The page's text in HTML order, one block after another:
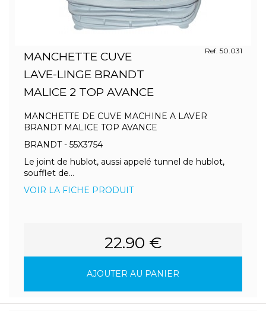
MANCHETTE CUVE
LAVE-LINGE BRANDT
MALICE 2 TOP AVANCE
Ref. 50.031
MANCHETTE DE CUVE MACHINE A LAVER
BRANDT MALICE TOP AVANCE
BRANDT - 55X3754
Le joint de hublot, aussi appelé tunnel de hublot,
soufflet de...
VOIR LA FICHE PRODUIT
22.90 €
AJOUTER AU PANIER